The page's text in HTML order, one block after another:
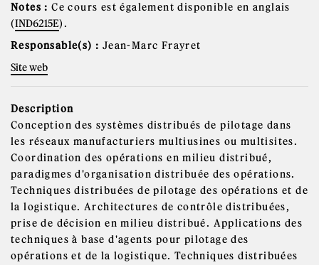
Notes :Ce cours est également disponible en anglais
(IND6215E).
Responsable(s) : Jean-Marc Frayret
Site web
Description
Conception des systèmes distribués de pilotage dans
les réseaux manufacturiers multiusines ou multisites.
Coordination des opérations en milieu distribué,
paradigmes d'organisation distribuée des opérations.
Techniques distribuées de pilotage des opérations et de
la logistique. Architectures de contrôle distribuées,
prise de décision en milieu distribué. Applications des
techniques à base d'agents pour pilotage des
opérations et de la logistique. Techniques distribuées